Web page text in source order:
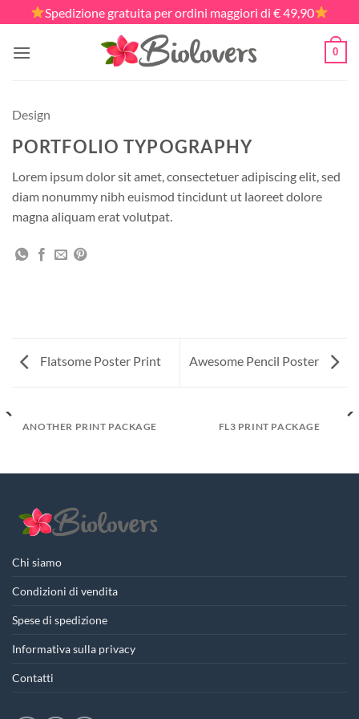
ai
contenuti
Spedizione gratuita per ordini maggiori di € 49,90
0
Design
PORTFOLIO TYPOGRAPHY
Lorem ipsum dolor sit amet, consectetuer adipiscing elit, sed
diam nonummy nibh euismod tincidunt ut laoreet dolore
magna aliquam erat volutpat.
Flatsome Poster Print Awesome Pencil Poster
ANOTHER PRINT PACKAGE FL3 PRINT PACKAGE
Chi siamo
Condizioni di vendita
Spese di spedizione
Informativa sulla privacy
Contatti